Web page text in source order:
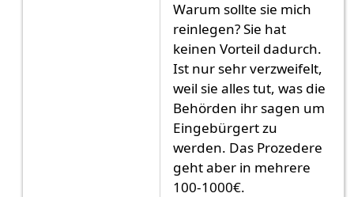
Warum sollte sie mich
reinlegen? Sie hat
keinen Vorteil dadurch.
Ist nur sehr verzweifelt,
weil sie alles tut, was die
Behörden ihr sagen um
Eingebürgert zu
werden. Das Prozedere
geht aber in mehrere
100-1000€.